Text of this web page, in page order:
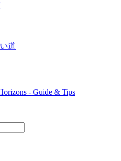
道
- Guide & Tips